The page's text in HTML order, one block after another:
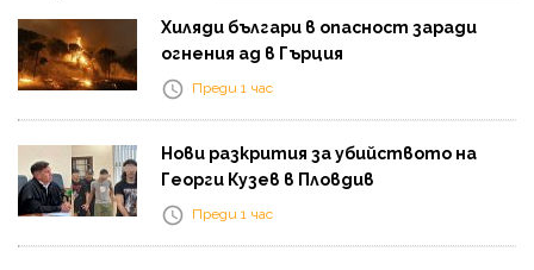
Хиляди българи в опасност заради
огнения ад в Гърция
Преди 1 час
Нови разкрития за убийството на
Георги Кузев в Пловдив
Преди 1 час